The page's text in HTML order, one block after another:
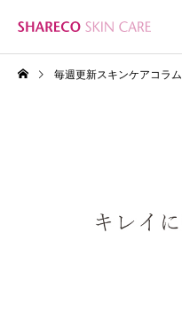
毎週更新スキンケアコラム